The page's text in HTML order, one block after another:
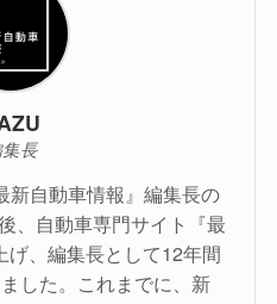
長
新自動車情報』編集長の
、自動車専門サイト『最
、編集長として12年間
した。これまでに、新